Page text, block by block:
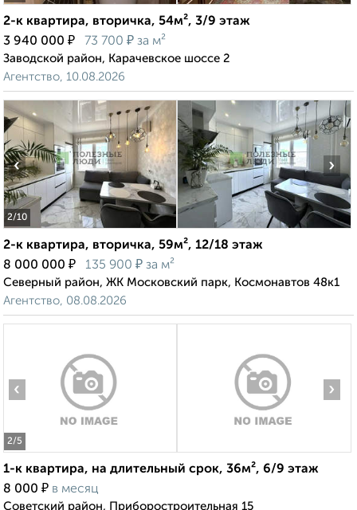
2-к квартира, вторичка, 54м², 3/9 этаж
3 940 000 ₽ 73 700 ₽ за м²
Заводской район, Карачевское шоссе 2
Агентство, 10.08.2026
2/10
‹ ›
2-к квартира, вторичка, 59м², 12/18 этаж
8 000 000 ₽ 135 900 ₽ за м²
Северный район, ЖК Московский парк, Космонавтов 48к1
Агентство, 08.08.2026
2/5
‹ ›
1-к квартира, на длительный срок, 36м², 6/9 этаж
8 000 ₽ в месяц
Советский район, Приборостроительная 15